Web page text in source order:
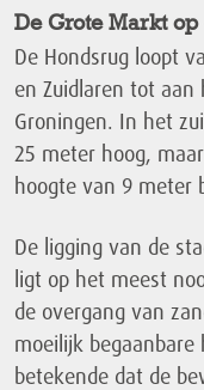
De Grote Markt
De Hondsrug loopt
en Zuidlaren tot aan
Groningen. In het
25 meter hoog,
hoogte van 9 meter
De ligging van de
ligt op het meest
de overgang van
moeilijk begaanbare
betekende dat de